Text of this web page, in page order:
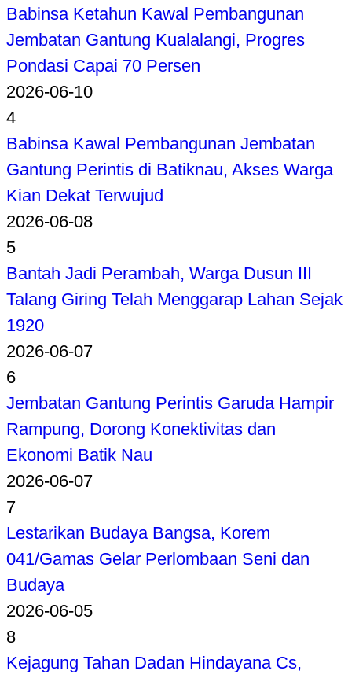
Babinsa Ketahun Kawal Pembangunan
Jembatan Gantung Kualalangi, Progres
Pondasi Capai 70 Persen
2026-06-10
4
Babinsa Kawal Pembangunan Jembatan
Gantung Perintis di Batiknau, Akses Warga
Kian Dekat Terwujud
2026-06-08
5
Bantah Jadi Perambah, Warga Dusun III
Talang Giring Telah Menggarap Lahan Sejak
1920
2026-06-07
6
Jembatan Gantung Perintis Garuda Hampir
Rampung, Dorong Konektivitas dan
Ekonomi Batik Nau
2026-06-07
7
Lestarikan Budaya Bangsa, Korem
041/Gamas Gelar Perlombaan Seni dan
Budaya
2026-06-05
8
Kejagung Tahan Dadan Hindayana Cs,